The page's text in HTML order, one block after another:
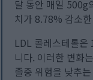
달 동안 매일 500g
치가 8.78% 감소
LDL 콜레스테롤
니다. 이러한 변화
졸중 위험을 낮추